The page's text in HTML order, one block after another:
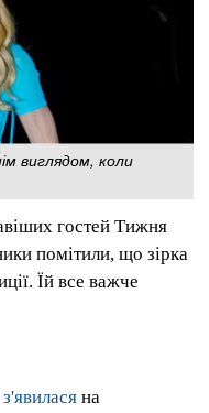
виглядом, коли
гостей Тижня
помітили, що зірка
Їй все важче
на